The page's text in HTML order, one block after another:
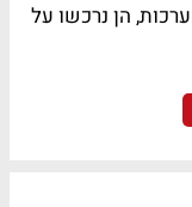
הן נרכשו על